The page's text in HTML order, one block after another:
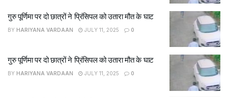
गुरु पूर्णिमा पर दो छात्रों ने प्रिंसिपल को उतारा मौत के घाट
BY HARIYANA VARDAAN JULY 11, 2025 0
गुरु पूर्णिमा पर दो छात्रों ने प्रिंसिपल को उतारा मौत के घाट
BY HARIYANA VARDAAN JULY 11, 2025 0